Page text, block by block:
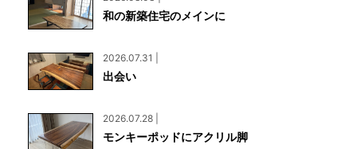
和の新築住宅のメインに
2026.07.31 |
出会い
2026.07.28 |
モンキーポッドにアクリル脚